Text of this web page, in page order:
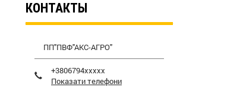
КОНТАКТЫ
ПП"ПВФ"АКС-АГРО"
+3806794xxxxx
Показати телефони